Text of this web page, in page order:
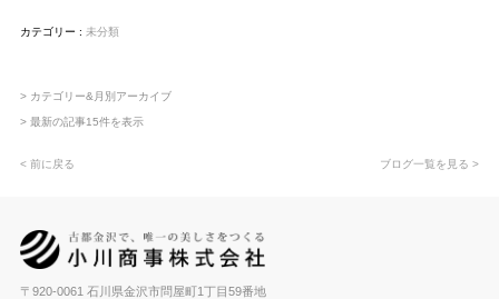
カテゴリー : 未分類
> カテゴリー&月別アーカイブ
> 最新の記事15件を表示
< 前に戻る ブログ一覧を見る >
〒920-0061 石川県金沢市問屋町1丁目59番地